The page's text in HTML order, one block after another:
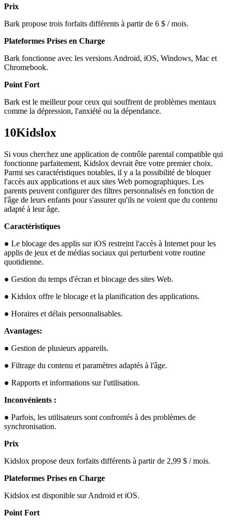
Prix
Bark propose trois forfaits différents à partir de 6 $ / mois.
Plateformes Prises en Charge
Bark fonctionne avec les versions Android, iOS, Windows, Mac et
Chromebook.
Point Fort
Bark est le meilleur pour ceux qui souffrent de problèmes mentaux
comme la dépression, l'anxiété ou la dépendance.
10Kidslox
Si vous cherchez une application de contrôle parental compatible qui
fonctionne parfaitement, Kidslox devrait être votre premier choix.
Parmi ses caractéristiques notables, il y a la possibilité de bloquer
l'accès aux applications et aux sites Web pornographiques. Les
parents peuvent configurer des filtres personnalisés en fonction de
l'âge de leurs enfants pour s'assurer qu'ils ne voient que du contenu
adapté à leur âge.
Caractéristiques
● Le blocage des applis sur iOS restreint l'accès à Internet pour les
applis de jeux et de médias sociaux qui perturbent votre routine
quotidienne.
● Gestion du temps d'écran et blocage des sites Web.
● Kidslox offre le blocage et la planification des applications.
● Horaires et délais personnalisables.
Avantages:
● Gestion de plusieurs appareils.
● Filtrage du contenu et paramètres adaptés à l'âge.
● Rapports et informations sur l'utilisation.
Inconvénients :
● Parfois, les utilisateurs sont confrontés à des problèmes de
synchronisation.
Prix
Kidslox propose deux forfaits différents à partir de 2,99 $ / mois.
Plateformes Prises en Charge
Kidslox est disponible sur Android et iOS.
Point Fort